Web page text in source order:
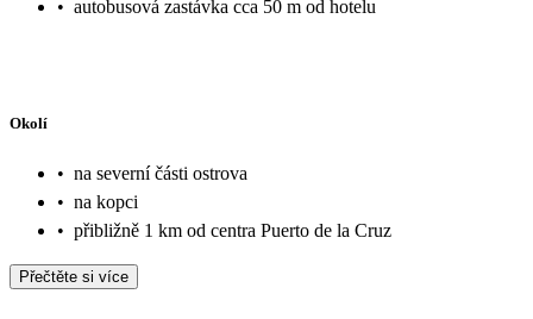
• autobusová zastávka cca 50 m od hotelu
Okolí
• na severní části ostrova
• na kopci
• přibližně 1 km od centra Puerto de la Cruz
Přečtěte si více